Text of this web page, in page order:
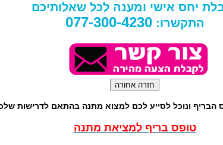
יחס אישי ומענה לכל שאלותיכם
התקשרו: 077-300-4230
הבריף ונוכל לסייע לכם למצוא מתנה בהתאם לדרישות
טופס בריף למציאת מתנה